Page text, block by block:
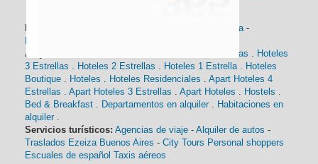
Información general: Historia -
Distancias
Alojamiento:
Hoteles 4 Estrellas
Hoteles
3 Estrellas
Hoteles 2 Estrellas Hoteles 1 Estrella
Hoteles
Boutique
Hoteles Hoteles Residenciales
Apart Hoteles 4
Estrellas
Apart Hoteles 3 Estrellas Apart Hoteles Hostels
Bed & Breakfast
Departamentos en alquiler
Habitaciones en
alquiler
Servicios turísticos: Agencias de viaje - Alquiler de autos -
Traslados Ezeiza Buenos Aires - City Tours Personal shoppers
Escuales de español Taxis aéreos